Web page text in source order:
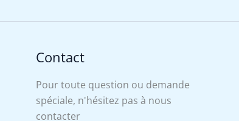
Contact
Pour toute question ou demande
spéciale, n'hésitez pas à nous
contacter